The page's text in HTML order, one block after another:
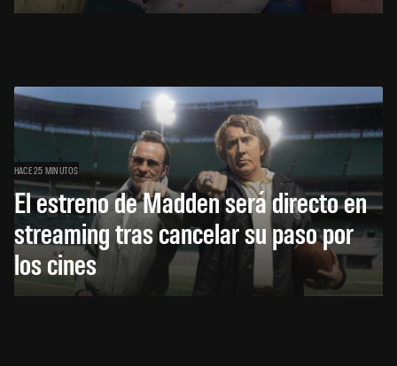
HACE 25 MINUTOS
El estreno de Madden será directo en
streaming tras cancelar su paso por
los cines